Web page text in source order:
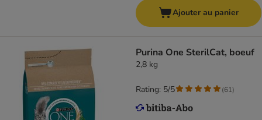
Ajouter au panier
Purina One SterilCat, boeuf
2,8 kg
Rating: 5/5 (61)